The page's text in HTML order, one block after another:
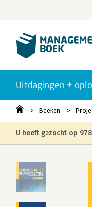
Uitdagingen +
Boeken
U heeft gezocht op